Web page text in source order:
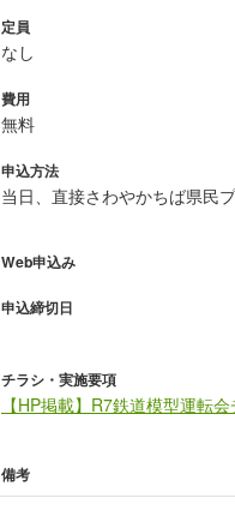
定員
なし
費用
無料
申込方法
当日、直接さわやかちば県民
Web申込み
申込締切日
チラシ・実施要項
【HP掲載】R7鉄道模型運転
備考